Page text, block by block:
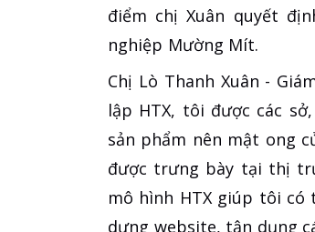
điểm chị Xuân quyết
nghiệp Mường Mít.
Chị Lò Thanh Xuân -
lập HTX, tôi được các
sản phẩm nên mật ong
được trưng bày tại thị
mô hình HTX giúp tôi có
dựng website, tận dụng